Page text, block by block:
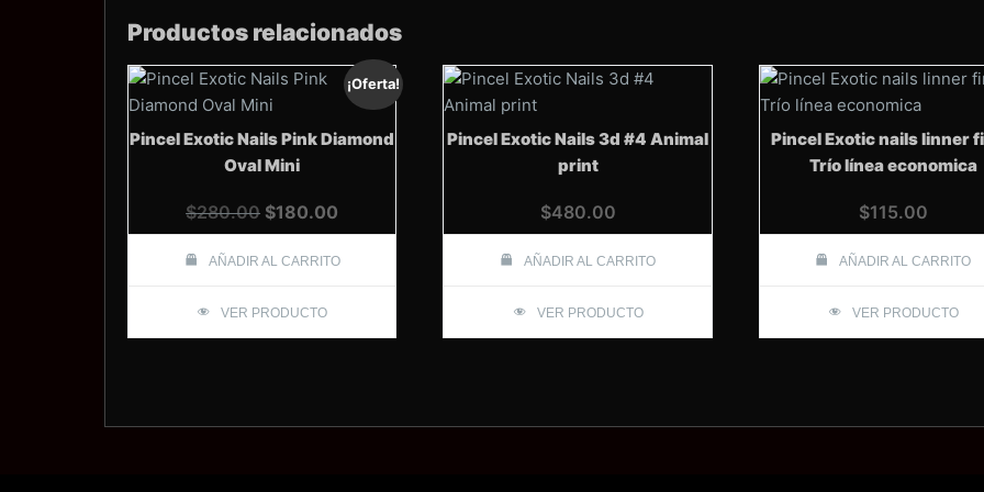
Productos relacionados
¡Oferta!
Pincel Exotic Nails Pink Diamond
Oval Mini
$280.00 El
precio
original
$280.00.
$180.00
precio
actual
AÑADIR AL CARRITO
VER PRODUCTO
Pincel Exotic Nails 3d #4 Animal
print
$480.00
AÑADIR AL CARRITO
VER PRODUCTO
Pincel Exotic nails linner
Trío línea economica
$115.00
AÑADIR AL CARRITO
VER PRODUCTO